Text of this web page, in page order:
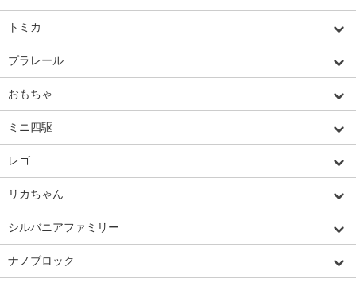
トミカ
プラレール
おもちゃ
ミニ四駆
レゴ
リカちゃん
シルバニアファミリー
ナノブロック